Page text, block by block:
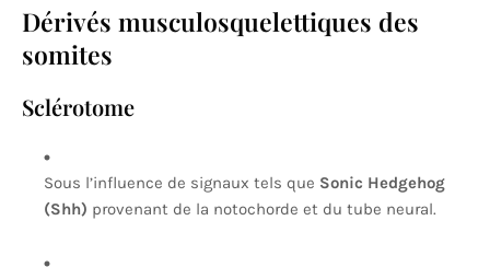
Dérivés musculosquelettiques des
somites
Sclérotome
Sous l’influence de signaux tels que Sonic Hedgehog
(Shh) provenant de la notochorde et du tube neural.